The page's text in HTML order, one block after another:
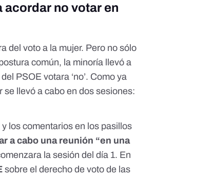
acordar no votar en
del voto a la mujer. Pero no sólo
común, la minoría llevó a
PSOE votara ‘no’. Como ya
llevó a cabo en dos sesiones:
los comentarios en los pasillos
a cabo una reunión “en una
la sesión del día 1. En
sobre el derecho de voto de las